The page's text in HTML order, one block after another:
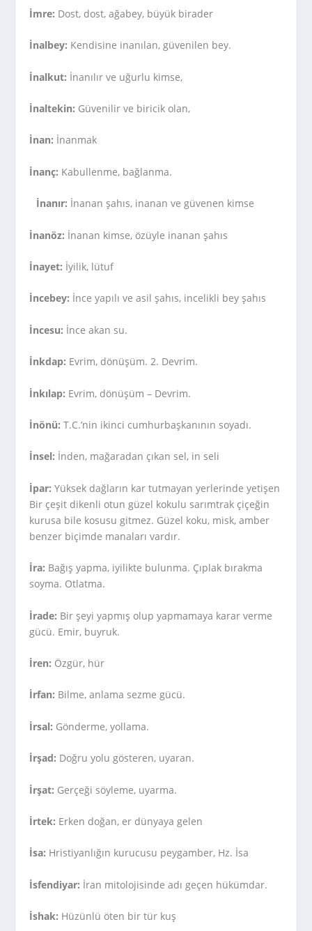
İmre: Dost, dost, ağabey, büyük birader
İnalbey: Kendisine inanılan, güvenilen bey.
İnalkut: İnanılır ve uğurlu kimse,
İnaltekin: Güvenilir ve biricik olan,
İnan: İnanmak
İnanç: Kabullenme, bağlanma.
İnanır: İnanan şahıs, inanan ve güvenen kimse
İnanöz: İnanan kimse, özüyle inanan şahıs
İnayet: İyilik, lütuf
İncebey: İnce yapılı ve asil şahıs, incelikli bey şahıs
İncesu: İnce akan su.
İnkdap: Evrim, dönüşüm. 2. Devrim.
İnkılap: Evrim, dönüşüm – Devrim.
İnönü: T.C.’nin ikinci cumhurbaşkanının soyadı.
İnsel: İnden, mağaradan çıkan sel, in seli
İpar: Yüksek dağların kar tutmayan yerlerinde yetişen
Bir çeşit dikenli otun güzel kokulu sarımtrak çiçeğin
kurusa bile kosusu gitmez. Güzel koku, misk, amber
benzer biçimde manaları vardır.
İra: Bağış yapma, iyilikte bulunma. Çıplak bırakma
soyma. Otlatma.
İrade: Bir şeyi yapmış olup yapmamaya karar verme
gücü. Emir, buyruk.
İren: Özgür, hür
İrfan: Bilme, anlama sezme gücü.
İrsal: Gönderme, yollama.
İrşad: Doğru yolu gösteren, uyaran.
İrşat: Gerçeği söyleme, uyarma.
İrtek: Erken doğan, er dünyaya gelen
İsa: Hristiyanlığın kurucusu peygamber, Hz. İsa
İsfendiyar: İran mitolojisinde adı geçen hükümdar.
İshak: Hüzünlü öten bir tür kuş